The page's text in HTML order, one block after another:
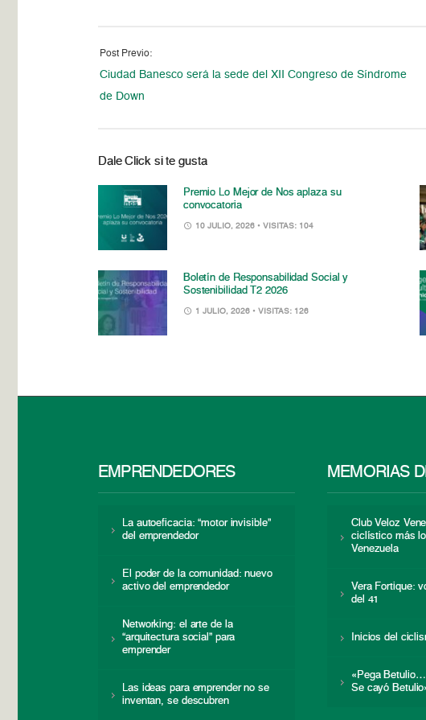
Post Previo:
Ciudad Banesco será la sede del XII Congreso de Síndrome
de Down
Dale Click si te gusta
Premio Lo Mejor de Nos aplaza su
convocatoria
10 JULIO, 2026 • VISITAS: 104
Boletín de Responsabilidad Social y
Sostenibilidad T2 2026
1 JULIO, 2026 • VISITAS: 126
EMPRENDEDORES
La autoeficacia: “motor invisible”
del emprendedor
El poder de la comunidad: nuevo
activo del emprendedor
Networking: el arte de la
“arquitectura social” para
emprender
Las ideas para emprender no se
inventan, se descubren
MEMORIAS
Club Veloz
ciclístico más
Venezuela
Vera Fortique:
del 41
Inicios del
«Pega
Se cayó